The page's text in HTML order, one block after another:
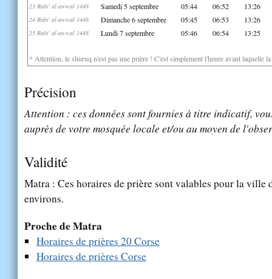
23 Rabi' al-awwal 1448 Samedi 5 septembre 05:44 06:52 13:26
24 Rabi' al-awwal 1448 Dimanche 6 septembre 05:45 06:53 13:26
25 Rabi' al-awwal 1448 Lundi 7 septembre 05:46 06:54 13:25
* Attention, le shuruq n'est pas une prière ! C'est simplement l'heure avant laquelle
Précision
Attention : ces données sont fournies à titre indicatif,
auprès de votre mosquée locale et/ou au moyen de
Validité
Matra : Ces horaires de prière sont valables pour la ville
environs.
Proche de Matra
Horaires de prières 20 Corse
Horaires de prières Corse